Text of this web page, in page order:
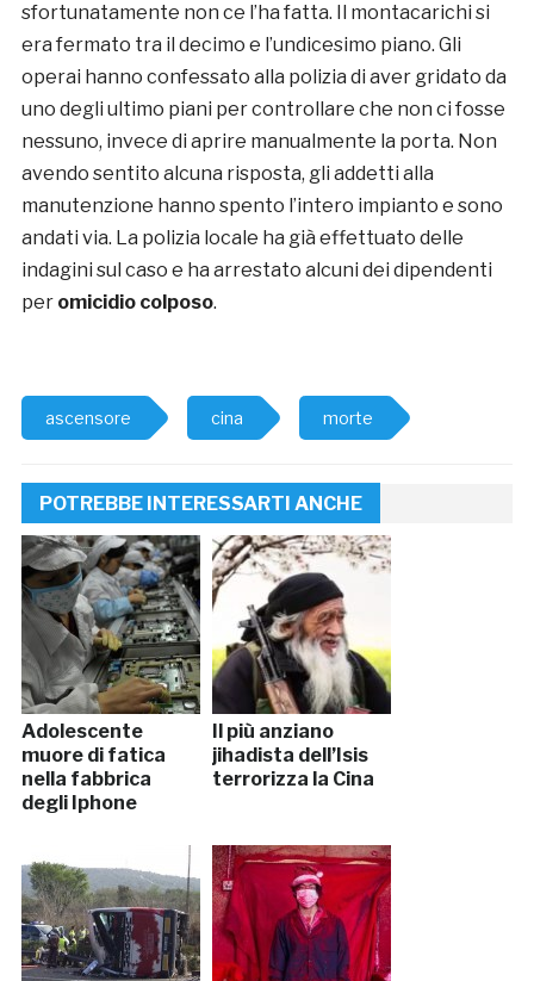
sfortunatamente non ce l’ha fatta. Il montacarichi si
era fermato tra il decimo e l’undicesimo piano. Gli
operai hanno confessato alla polizia di aver gridato da
uno degli ultimo piani per controllare che non ci fosse
nessuno, invece di aprire manualmente la porta. Non
avendo sentito alcuna risposta, gli addetti alla
manutenzione hanno spento l’intero impianto e sono
andati via. La polizia locale ha già effettuato delle
indagini sul caso e ha arrestato alcuni dei dipendenti
per omicidio colposo.
ascensore cina morte
POTREBBE INTERESSARTI ANCHE
Adolescente
muore di fatica
nella fabbrica
degli Iphone
Il più anziano
jihadista dell’Isis
terrorizza la Cina